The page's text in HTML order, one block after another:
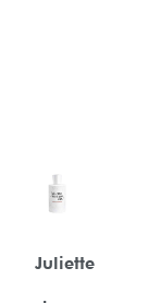
Juliette